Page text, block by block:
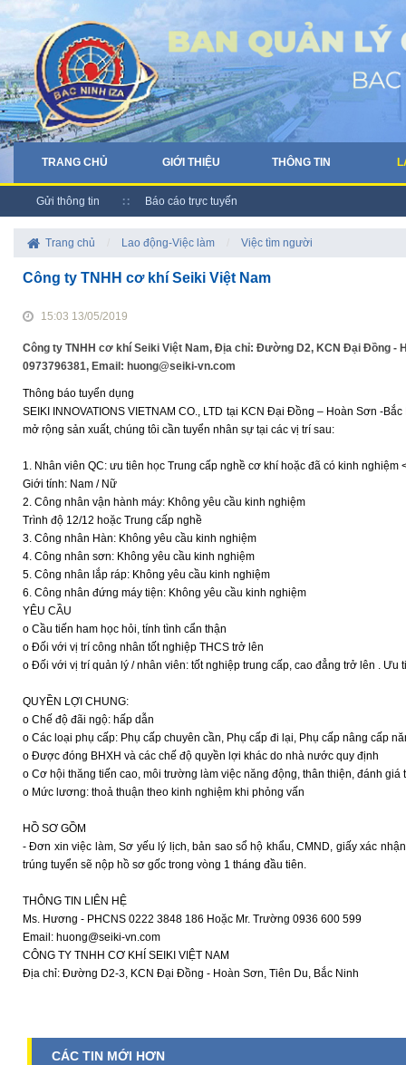
TRANG CHỦ GIỚI THIỆU THÔNG TIN
Gửi thông tin Báo cáo trực tuyến
Trang chủ Lao động-Việc làm Việc tìm người
Công ty TNHH cơ khí Seiki Việt Nam
15:03 13/05/2019
Công ty TNHH cơ khí Seiki Việt Nam, Địa chỉ: Đường D2, KCN Đại Đồng -
0973796381, Email: huong@seiki-vn.com
Thông báo tuyển dụng
SEIKI INNOVATIONS VIETNAM CO., LTD tại KCN Đại Đồng – Hoàn Sơn -
mở rộng sản xuất, chúng tôi cần tuyển nhân sự tại các vị trí sau:
1. Nhân viên QC: ưu tiên học Trung cấp nghề cơ khí hoặc đã có kinh nghiệm
Giới tính: Nam / Nữ
2. Công nhân vận hành máy: Không yêu cầu kinh nghiệm
Trình độ 12/12 hoặc Trung cấp nghề
3. Công nhân Hàn: Không yêu cầu kinh nghiệm
4. Công nhân sơn: Không yêu cầu kinh nghiệm
5. Công nhân lắp ráp: Không yêu cầu kinh nghiệm
6. Công nhân đứng máy tiện: Không yêu cầu kinh nghiệm
YÊU CẦU
o Cầu tiến ham học hỏi, tính tình cẩn thận
o Đối với vị trí công nhân tốt nghiệp THCS trở lên
o Đối với vị trí quản lý / nhân viên: tốt nghiệp trung cấp, cao đẳng trở lên .
QUYỀN LỢI CHUNG:
o Chế độ đãi ngộ: hấp dẫn
o Các loại phụ cấp: Phụ cấp chuyên cần, Phụ cấp đi lại, Phụ cấp nâng cấp
o Được đóng BHXH và các chế độ quyền lợi khác do nhà nước quy định
o Cơ hội thăng tiến cao, môi trường làm việc năng động, thân thiện, đánh
o Mức lương: thoả thuận theo kinh nghiệm khi phỏng vấn
HỒ SƠ GỒM
- Đơn xin việc làm, Sơ yếu lý lịch, bản sao sổ hộ khẩu, CMND, giấy xác
trúng tuyển sẽ nộp hồ sơ gốc trong vòng 1 tháng đầu tiên.
THÔNG TIN LIÊN HỆ
Ms. Hương - PHCNS 0222 3848 186 Hoặc Mr. Trường 0936 600 599
Email: huong@seiki-vn.com
CÔNG TY TNHH CƠ KHÍ SEIKI VIỆT NAM
Địa chỉ: Đường D2-3, KCN Đại Đồng - Hoàn Sơn, Tiên Du, Bắc Ninh
CÁC TIN MỚI HƠN